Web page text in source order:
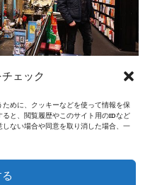
ェック
めに、クッキーなどを使って情報を保
と、閲覧履歴やこのサイト用のIDなど
ない場合や同意を取り消した場合、一
のドミニカ教会を改装
ん
)は、「世界一美しい書
つくほど